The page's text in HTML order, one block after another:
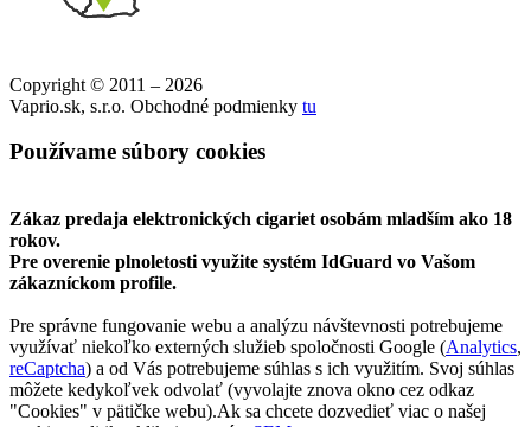
Copyright © 2011 – 2026
Vaprio.sk, s.r.o. Obchodné podmienky tu
Používame súbory cookies
Zákaz predaja elektronických cigariet osobám mladším ako 18
rokov.
Pre overenie plnoletosti využite systém IdGuard vo Vašom
zákazníckom profile.
Pre správne fungovanie webu a analýzu návštevnosti potrebujeme
využívať niekoľko externých služieb spoločnosti Google (Analytics,
reCaptcha) a od Vás potrebujeme súhlas s ich využitím. Svoj súhlas
môžete kedykoľvek odvolať (vyvolajte znova okno cez odkaz
"Cookies" v pätičke webu).Ak sa chcete dozvedieť viac o našej